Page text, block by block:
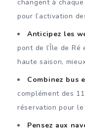
changent à
pour l’activation
Anticipez les
pont de l’Île de
haute saison,
Combinez bus
complément des
réservation pour
Pensez aux